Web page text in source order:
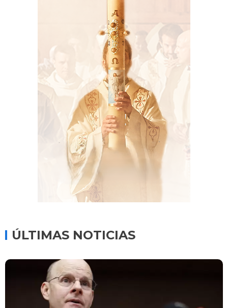
ÚLTIMAS NOTICIAS